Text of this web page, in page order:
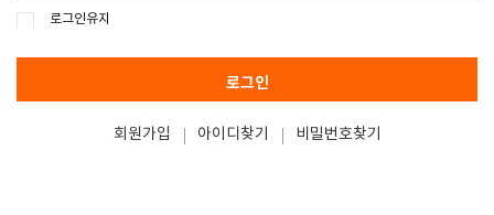
로그인유지
로그인
회원가입 아이디찾기 비밀번호찾기